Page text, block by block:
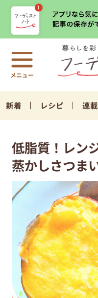
新着 レシピ 連載
低脂質！レン
蒸かしさつま